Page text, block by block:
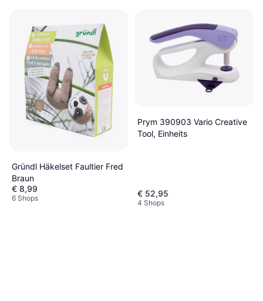
Gründl Häkelset Faultier Fred
Braun
€ 8,99
6 Shops
Prym 390903 Vario Creative
Tool, Einheits
€ 52,95
4 Shops